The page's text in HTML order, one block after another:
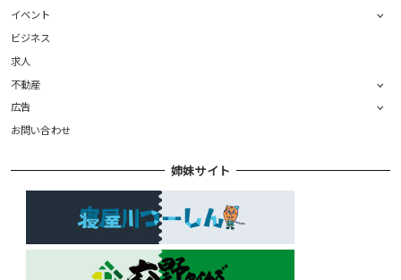
イベント
ビジネス
求人
不動産
広告
お問い合わせ
姉妹サイト